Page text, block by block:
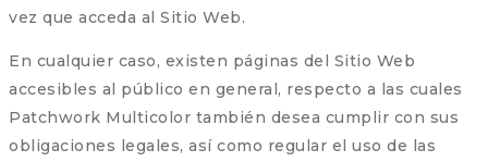
vez que acceda al Sitio Web.
En cualquier caso, existen páginas del Sitio Web
accesibles al público en general, respecto a las cuales
Patchwork Multicolor también desea cumplir con sus
obligaciones legales, así como regular el uso de las